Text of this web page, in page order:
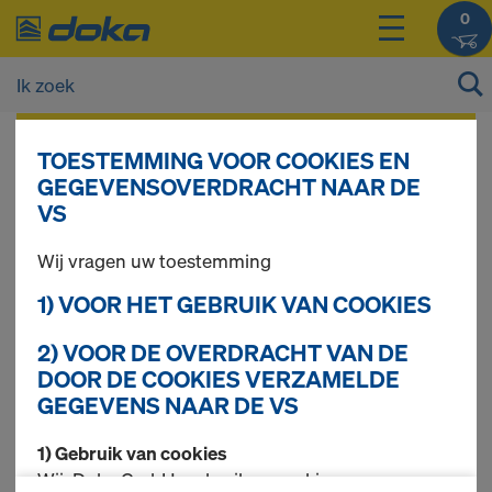
0
inloggenbekijken.
Vloerstempel Eurex
20 basic
TOESTEMMING VOOR COOKIES EN
GEGEVENSOVERDRACHT NAAR DE
VS
Wij vragen uw toestemming
1) VOOR HET GEBRUIK VAN COOKIES
2) VOOR DE OVERDRACHT VAN DE
DOOR DE COOKIES VERZAMELDE
GEGEVENS NAAR DE VS
1) Gebruik van cookies
Wij, Doka GmbH, gebruiken cookies en